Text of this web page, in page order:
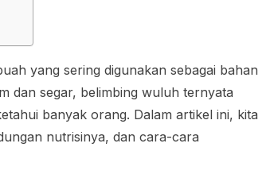
yang sering digunakan sebagai bahan
dan segar, belimbing wuluh ternyata
banyak orang. Dalam artikel ini, kita
nutrisinya, dan cara-cara